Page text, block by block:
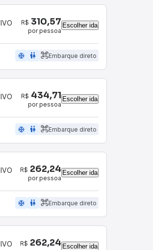
R$ 310,57
por pessoa
Escolher ida
ac_unit wc Embarque direto
R$ 434,71
por pessoa
Escolher ida
ac_unit wc Embarque direto
R$ 262,24
por pessoa
Escolher ida
ac_unit wc Embarque direto
R$ 262,24 Escolher ida